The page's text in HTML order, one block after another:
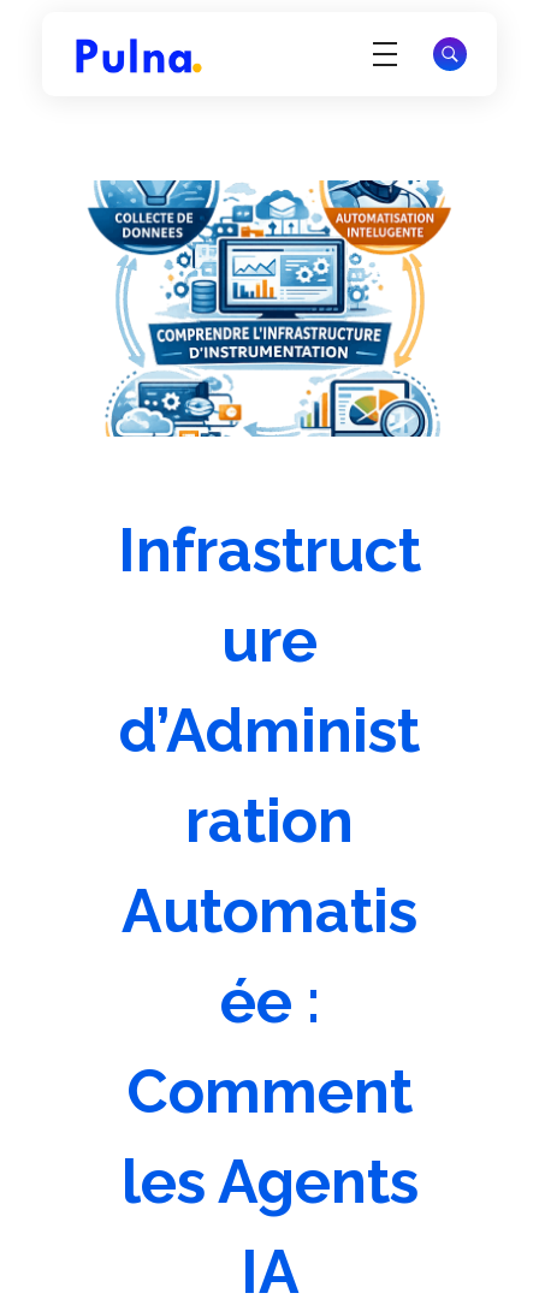
Infrastruct
ure
d’Administ
ration
Automatis
ée :
Comment
les Agents
IA